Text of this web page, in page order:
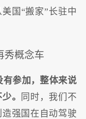
国“搬家”长驻中
秀概念车
有参加，整体来说
。
同时，我们不
强国在自动驾驶